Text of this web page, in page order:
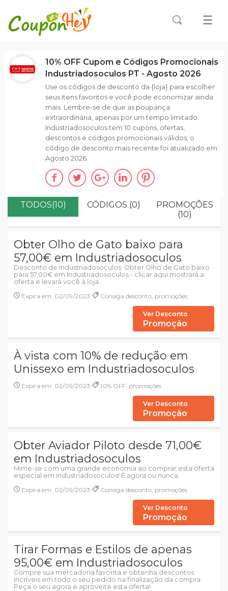
TODOS(10) CÓDIGOS (0)
PROMOÇÕES
(10)
Obter Olho de Gato baixo para
57,00€ em Industriadosoculos
Desconto de Industriadosoculos: Obter Olho de Gato baixo
para 57,00€ em Industriadosoculos - clicar aqui mostrará a
oferta e levará você à loja
Expira em: 02/09/2023
Consiga desconto, promoções
Ver Desconto
Promoção
À vista com 10% de redução em
Unissexo em Industriadosoculos
Expira em: 02/09/2023 10% OFF, promoções
Ver Desconto
Promoção
Obter Aviador Piloto desde 71,00€
em Industriadosoculos
Mime-se com uma grande economia ao comprar esta oferta
especial em Industriadosoculos! É agora ou nunca.
Expira em: 02/09/2023
Consiga desconto, promoções
Ver Desconto
Promoção
Tirar Formas e Estilos de apenas
95,00€ em Industriadosoculos
Compre sua mercadoria favorita e obtenha descontos
incríveis em todo o seu pedido na finalização da compra.
Peça o seu agora e aproveite esta oferta!
10% OFF Cupom e Códigos Promocionais
Industriadosoculos PT - Agosto 2026
Use os códigos de desconto da {loja} para escolher
seus itens favoritos e você pode economizar ainda
mais. Lembre-se de que as poupança
extraordinária, apenas por um tempo limitado.
Industriadosoculos tem 10 cupons, ofertas,
descontos e códigos promocionais válidos; o
código de desconto mais recente foi atualizado em
Agosto 2026.